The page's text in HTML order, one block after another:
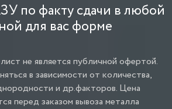
по факту сдачи в любой
для вас форме
не является публичной офертой.
в зависимости от количества,
и др.факторов. Цена
перед заказом вывоза металла